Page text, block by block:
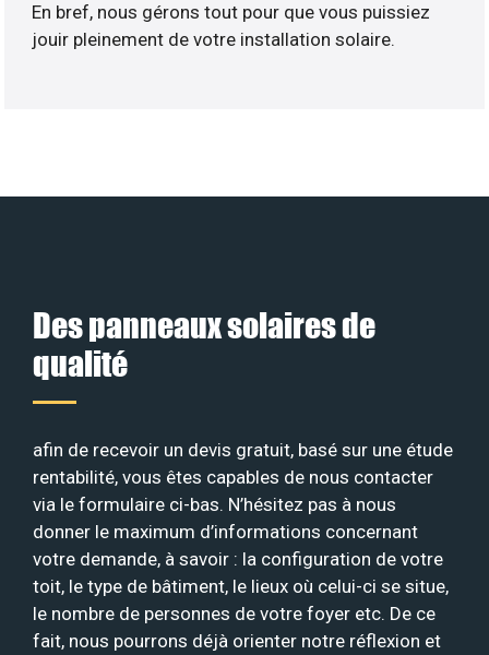
En bref, nous gérons tout pour que vous puissiez
jouir pleinement de votre installation solaire.
Des panneaux solaires de
qualité
afin de recevoir un devis gratuit, basé sur une étude
rentabilité, vous êtes capables de nous contacter
via le formulaire ci-bas. N’hésitez pas à nous
donner le maximum d’informations concernant
votre demande, à savoir : la configuration de votre
toit, le type de bâtiment, le lieux où celui-ci se situe,
le nombre de personnes de votre foyer etc. De ce
fait, nous pourrons déjà orienter notre réflexion et